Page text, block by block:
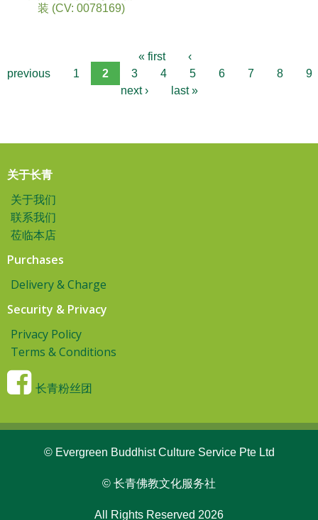
装 (CV: 0078169)
« first
‹
previous
1 2 3 4 5 6 7 8
9
next ›
last »
关于长青
关于我们
联系我们
莅临本店
Purchases
Delivery & Charge
Security & Privacy
Privacy Policy
Terms & Conditions
长青粉丝团
© Evergreen Buddhist Culture Service Pte Ltd
© 长青佛教文化服务社
All Rights Reserved 2026